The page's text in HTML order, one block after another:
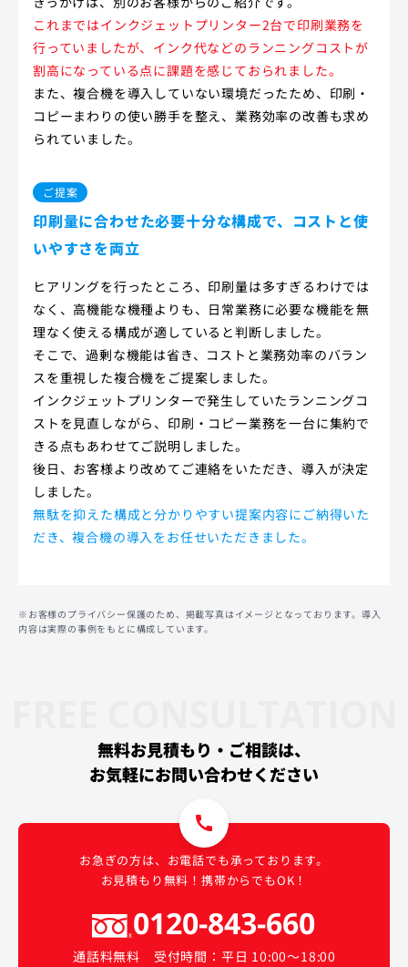
これまではインクジェットプリンター2台で印刷業務を
行っていましたが、インク代などのランニングコストが
割高になっている点に課題を感じておられました。
また、複合機を導入していない環境だったため、印刷・
コピーまわりの使い勝手を整え、業務効率の改善も求め
られていました。
ご提案
印刷量に合わせた必要十分な構成で、コストと使
いやすさを両立
ヒアリングを行ったところ、印刷量は多すぎるわけでは
なく、高機能な機種よりも、日常業務に必要な機能を無
理なく使える構成が適していると判断しました。
そこで、過剰な機能は省き、コストと業務効率のバラン
スを重視した複合機をご提案しました。
インクジェットプリンターで発生していたランニングコ
ストを見直しながら、印刷・コピー業務を一台に集約で
きる点もあわせてご説明しました。
後日、お客様より改めてご連絡をいただき、導入が決定
しました。
無駄を抑えた構成と分かりやすい提案内容にご納得いた
だき、複合機の導入をお任せいただきました。
※お客様のプライバシー保護のため、掲載写真はイメージとなっております。導入
内容は実際の事例をもとに構成しています。
無料お見積もり・ご相談は、
お気軽にお問い合わせください
call
お急ぎの方は、お電話でも承っております。
お見積もり無料！携帯からでもOK！
0120-843-660
通話料無料 受付時間：平日 10:00〜18:00